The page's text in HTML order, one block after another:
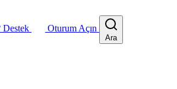
Destek Oturum Açın
Ara